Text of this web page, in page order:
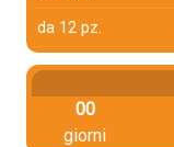
da 12 pz.
00
giorni